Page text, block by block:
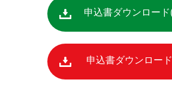
申込書ダウンロード
申込書ダウンロード